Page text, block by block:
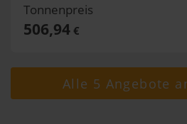
Tonnenpreis
506,94€
Alle 5 Angebote